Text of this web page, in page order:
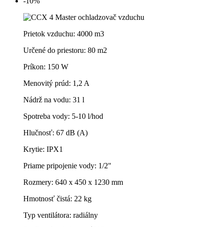
Prietok vzduchu: 4000 m3
Určené do priestoru: 80 m2
Príkon: 150 W
Menovitý prúd: 1,2 A
Nádrž na vodu: 31 l
Spotreba vody: 5-10 l/hod
Hlučnosť: 67 dB (A)
Krytie: IPX1
Priame pripojenie vody: 1/2"
Rozmery: 640 x 450 x 1230 mm
Hmotnosť čistá: 22 kg
Typ ventilátora: radiálny